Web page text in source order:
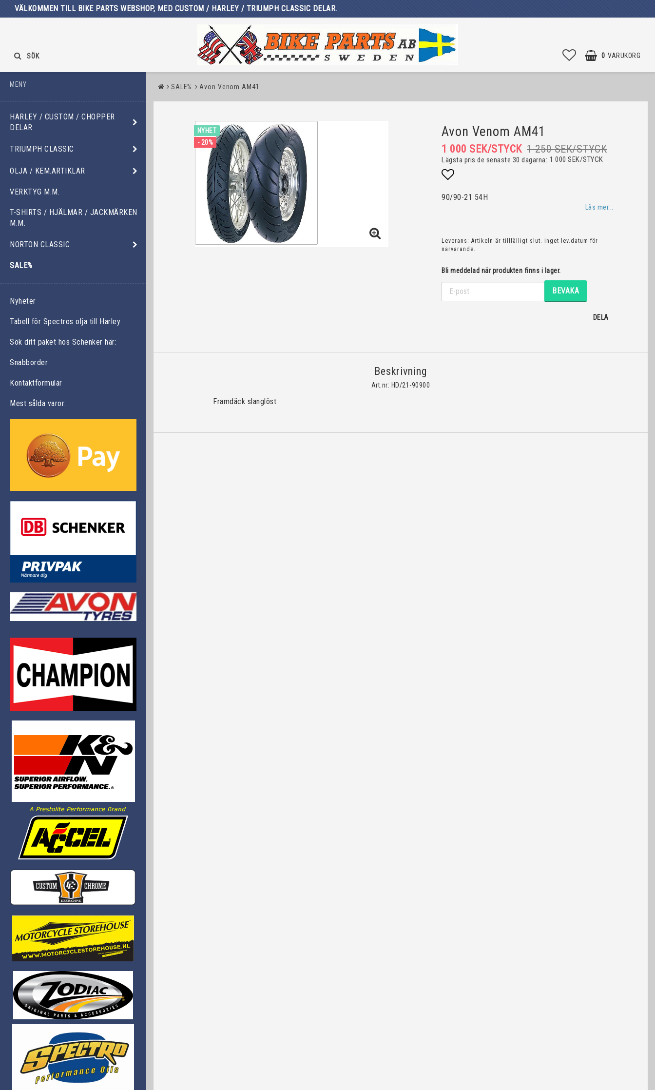
VÄLKOMMEN TILL BIKE PARTS WEBSHOP, MED CUSTOM / HARLEY / TRIUMPH CLASSIC DELAR.
0 VARUKORG
SÖK
MENY
HARLEY / CUSTOM / CHOPPER
DELAR
TRIUMPH CLASSIC
OLJA / KEM.ARTIKLAR
VERKTYG M.M.
T-SHIRTS / HJÄLMAR / JACKMÄRKEN
M.M.
NORTON CLASSIC
SALE%
Nyheter
Tabell för Spectros olja till Harley
Sök ditt paket hos Schenker här:
Snabborder
Kontaktformulär
Mest sålda varor:
SALE% Avon Venom AM41
NYHET
- 20%
Avon Venom AM41
1 250 SEK/STYCK
1 000 SEK/STYCK
Lägsta pris de senaste 30 dagarna 1 000 SEK/STYCK
Lägg till i favoritlistan
90/90-21 54H
Läs mer...
Leverans:Artikeln är tillfälligt slut. inget lev.datum för
närvarande.
Bli meddelad när produkten finns i lager.
BEVAKA
DELA
Beskrivning
Art.nr: HD/21-90900
Framdäck slanglöst